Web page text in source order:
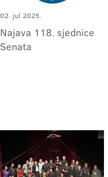
02. jul 2025.
Najava 118. sjednice
Senata